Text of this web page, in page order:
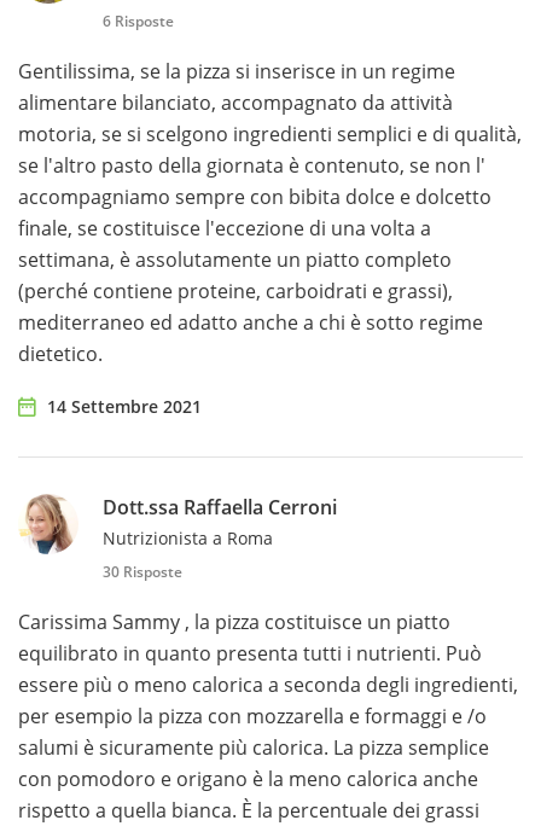
6 Risposte
Gentilissima, se la pizza si inserisce in un regime
alimentare bilanciato, accompagnato da attività
motoria, se si scelgono ingredienti semplici e di qualità,
se l'altro pasto della giornata è contenuto, se non l'
accompagniamo sempre con bibita dolce e dolcetto
finale, se costituisce l'eccezione di una volta a
settimana, è assolutamente un piatto completo
(perché contiene proteine, carboidrati e grassi),
mediterraneo ed adatto anche a chi è sotto regime
dietetico.
14 Settembre 2021
Dott.ssa Raffaella Cerroni
Nutrizionista a Roma
30 Risposte
Carissima Sammy , la pizza costituisce un piatto
equilibrato in quanto presenta tutti i nutrienti. Può
essere più o meno calorica a seconda degli ingredienti,
per esempio la pizza con mozzarella e formaggi e /o
salumi è sicuramente più calorica. La pizza semplice
con pomodoro e origano è la meno calorica anche
rispetto a quella bianca. È la percentuale dei grassi